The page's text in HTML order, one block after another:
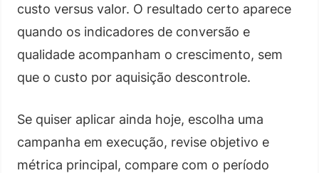
custo versus valor. O resultado certo aparece
quando os indicadores de conversão e
qualidade acompanham o crescimento, sem
que o custo por aquisição descontrole.
Se quiser aplicar ainda hoje, escolha uma
campanha em execução, revise objetivo e
métrica principal, compare com o período